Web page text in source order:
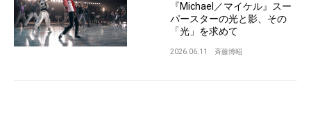
『Michael／マイケル』スー
パースターの光と影、その
「光」を求めて
2026.06.11 斉藤博昭